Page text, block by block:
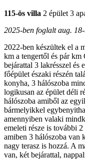
115-ös villa 2 épület 3
2025-ben foglalt aug.
2022-ben készültek el a
km a tengertől és pár
bejárattal 3 lakrésszel és
főépület északi részén
konyha, 3 hálószoba
logikusan az épület déli
hálószoba amiből az
bármelyikkel
amennyiben valaki
emeleti része is további
amiben 3 hálószoba van
nagy terasz is hozzá. A
van, két bejárattal,